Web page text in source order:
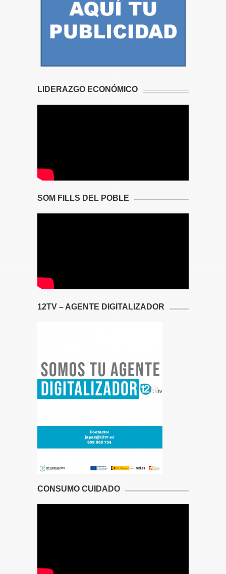
LIDERAZGO ECONÓMICO
SOM FILLS DEL POBLE
12TV – AGENTE DIGITALIZADOR
CONSUMO CUIDADO